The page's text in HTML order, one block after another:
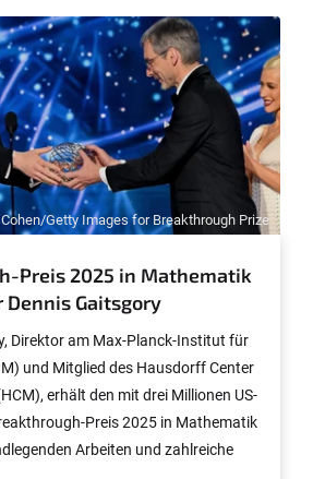
Getty Images for Breakthrough Prize
Preis 2025 in Mathematik
Dennis Gaitsgory
Direktor am Max-Planck-Institut für
und Mitglied des Hausdorff Center
erhält den mit drei Millionen US-
Preis 2025 in Mathematik
Arbeiten und zahlreiche